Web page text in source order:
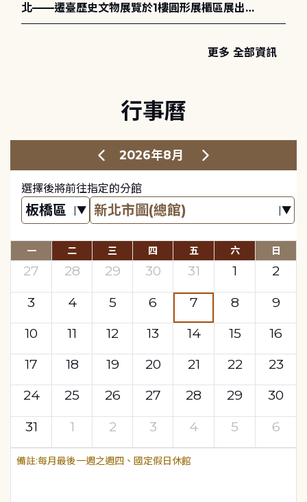
北——遷臺歷史文物展覽於1樓圓形展櫃區展出，
歡迎一同觀展！
更多 全部資訊
行事曆
2026年8月
選擇後將前往指定的分館
一 二 三 四 五 六 日
27 28 29 30 31 1
2
3
4 5 6 7 8
9
10
11 12 13 14 15
16
17
18 19 20 21 22
23
24
25 26 27 28 29
30
31
1 2 3 4 5 6
每月最後一週之週四、國定假日休館